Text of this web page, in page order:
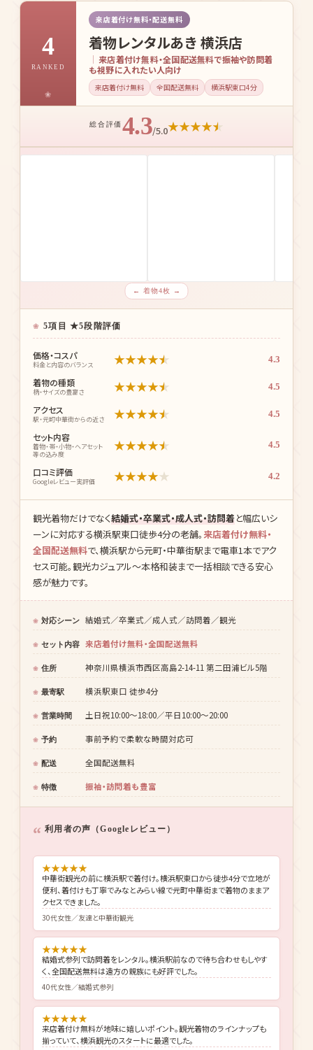
公式サイトで予約する
4
来店着付け無料・配送無料
着物レンタルあき 横浜店
来店着付け無料・全国配送無料で振袖や訪問着
も視野に入れたい人向け
来店着付け無料 全国配送無料 横浜駅東口4分
← 着物4枚 →
5項目 ★5段階評価
価格・コスパ ★ ★ ★ ★ ★
着物の種類
柄・サイズの豊富さ ★★★★★ 4.5
アクセス
駅・元町中華街からの近さ ★★★★★ 4.5
セット内容
等の込み度
口コミ評価
Googleレビュー実評価 ★★★★★ 4.2
観光着物だけでなく
ーンに対応する横浜駅東口徒歩4分の老舗。来店着付け無料・
全国配送無料で、横浜駅から元町・中華街駅まで電車1本でアク
セス可能。観光カジュアル〜本格和装まで一括相談できる安心
感が魅力です。
配送 全国配送無料
利用者の声（Googleレビュー）
★★★★★
中華街観光の前に横浜駅で着付け。横浜駅東口から徒歩4分で立地が
便利、着付けも丁寧でみなとみらい線で元町中華街まで着物のままア
クセスできました。
30代女性／友達と中華街観光
★ ★ ★ ★ ★
結婚式参列で訪問着をレンタル。横浜駅前なので待ち合わせもしやす
く、全国配送無料は遠方の親族にも好評でした。